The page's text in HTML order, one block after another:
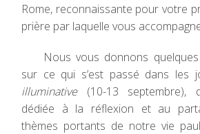
Rome, reconnaissante pour votre
prière par laquelle vous
Nous vous donnons
sur ce qui s’est passé dans les
illuminative(10-13 septembre),
dédiée à la réflexion et au
thèmes portants de notre vie